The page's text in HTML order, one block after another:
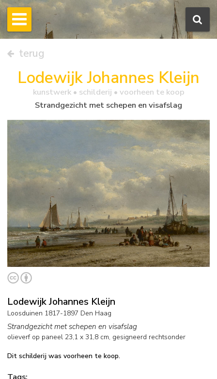
terug
Lodewijk Johannes Kleijn
kunstwerk • schilderij • voorheen te koop
Strandgezicht met schepen en visafslag
Lodewijk Johannes Kleijn
Loosduinen 1817-1897 Den Haag
Strandgezicht met schepen en visafslag
olieverf op paneel 23,1 x 31,8 cm, gesigneerd rechtsonder
Dit schilderij was voorheen te koop.